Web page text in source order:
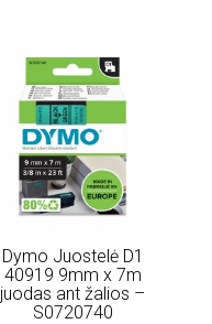
Dymo Juostelė D1
40919 9mm x 7m
juodas ant žalios –
S0720740